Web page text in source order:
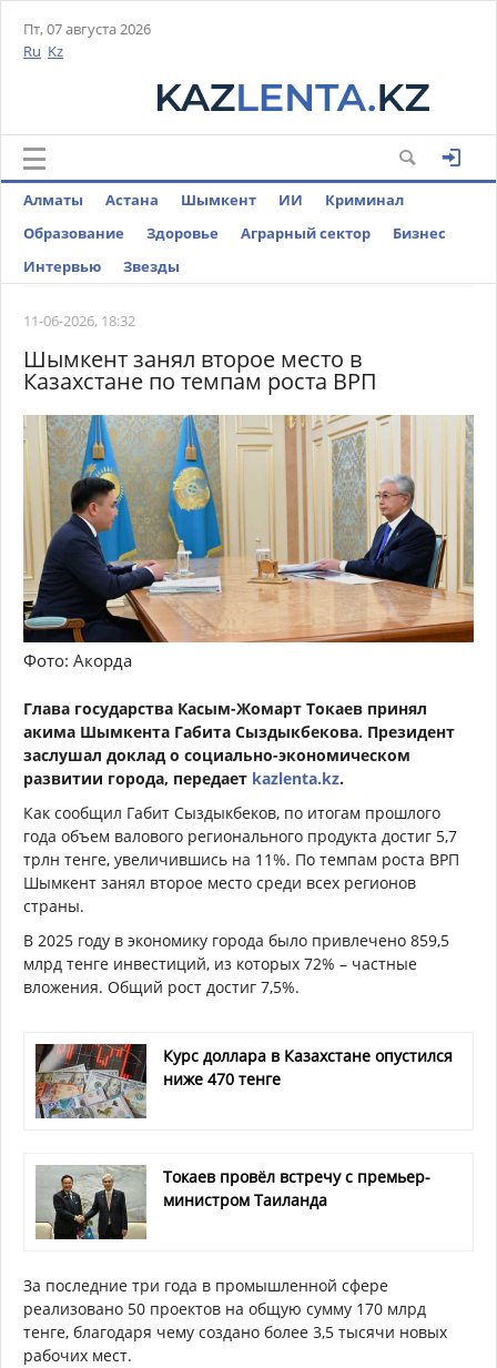
Пт, 07 августа 2026
Ru Kz
Алматы Астана Шымкент ИИ
Криминал
Образование
Здоровье Аграрный сектор
Бизнес
Интервью
Звезды
11-06-2026, 18:32
Шымкент занял второе место в
Казахстане по темпам роста ВРП
Фото: Акорда
Глава государства Касым-Жомарт Токаев принял
акима Шымкента Габита Сыздыкбекова. Президент
заслушал доклад о социально-экономическом
развитии города, передает kazlenta.kz.
Как сообщил Габит Сыздыкбеков, по итогам прошлого
года объем валового регионального продукта достиг 5,7
трлн тенге, увеличившись на 11%. По темпам роста ВРП
Шымкент занял второе место среди всех регионов
страны.
В 2025 году в экономику города было привлечено 859,5
млрд тенге инвестиций, из которых 72% – частные
вложения. Общий рост достиг 7,5%.
Курс доллара в Казахстане опустился
ниже 470 тенге
Токаев провёл встречу с премьер-
министром Таиланда
За последние три года в промышленной сфере
реализовано 50 проектов на общую сумму 170 млрд
тенге, благодаря чему создано более 3,5 тысячи новых
рабочих мест.